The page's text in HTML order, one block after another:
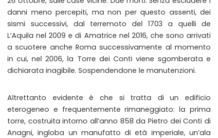
danni meno percepiti, ma non per questo assenti, dei
sismi successivi, dal terremoto del 1703 a quelli de
L’Aquila nel 2009 e di Amatrice nel 2016, che sono arrivati
a scuotere anche Roma successivamente al momento
in cui, nel 2006, la Torre dei Conti viene sgomberata e
dichiarata inagibile. Sospendendone le manutenzioni.
Altrettanto evidente è che si tratta di un edificio
eterogeneo e frequentemente rimaneggiato: la prima
torre, costruita intorno all’anno 858 da Pietro dei Conti di
Anagni, ingloba un manufatto di età imperiale, un’ala